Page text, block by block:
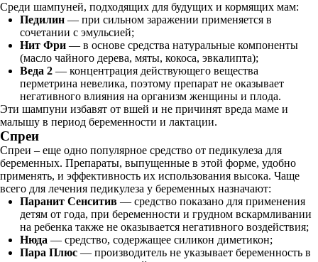
Среди шампуней, подходящих для будущих и кормящих мам:
Педилин — при сильном заражении применяется в
сочетании с эмульсией;
Нит Фри — в основе средства натуральные компоненты
(масло чайного дерева, мяты, кокоса, эвкалипта);
Веда 2 — концентрация действующего вещества
перметрина невелика, поэтому препарат не оказывает
негативного влияния на организм женщины и плода.
Эти шампуни избавят от вшей и не причинят вреда маме и
малышу в период беременности и лактации.
Спреи
Спреи – еще одно популярное средство от педикулеза для
беременных. Препараты, выпущенные в этой форме, удобно
применять, и эффективность их использования высока. Чаще
всего для лечения педикулеза у беременных назначают:
Паранит Сенситив — средство показано для применения
детям от года, при беременности и грудном вскармливании
на ребенка также не оказывается негативного воздействия;
Нюда — средство, содержащее силикон диметикон;
Пара Плюс — производитель не указывает беременность в